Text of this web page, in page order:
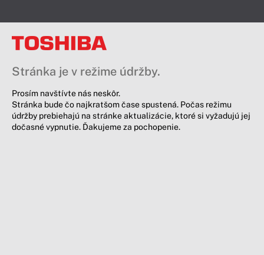
Stránka je v režime údržby.
Prosím navštívte nás neskôr.
Stránka bude čo najkratšom čase spustená. Počas režimu
údržby prebiehajú na stránke aktualizácie, ktoré si vyžadujú jej
dočasné vypnutie. Ďakujeme za pochopenie.